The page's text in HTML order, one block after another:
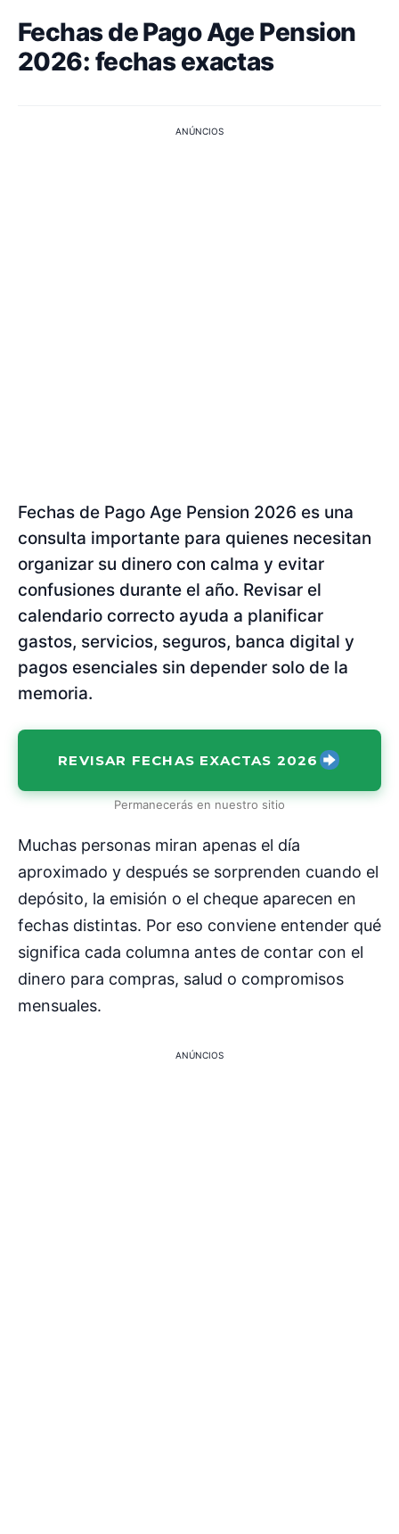
Fechas de Pago Age Pension
2026: fechas exactas
ANÚNCIOS
Fechas de Pago Age Pension 2026 es una
consulta importante para quienes necesitan
organizar su dinero con calma y evitar
confusiones durante el año. Revisar el
calendario correcto ayuda a planificar
gastos, servicios, seguros, banca digital y
pagos esenciales sin depender solo de la
memoria.
REVISAR FECHAS EXACTAS 2026
Permanecerás en nuestro sitio
Muchas personas miran apenas el día
aproximado y después se sorprenden cuando el
depósito, la emisión o el cheque aparecen en
fechas distintas. Por eso conviene entender qué
significa cada columna antes de contar con el
dinero para compras, salud o compromisos
mensuales.
ANÚNCIOS